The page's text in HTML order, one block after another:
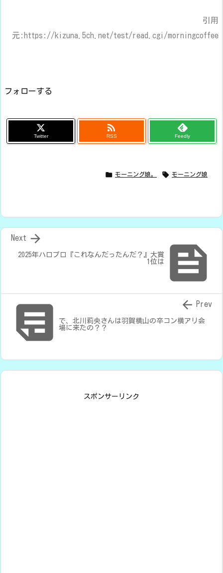
引用
元:https://kizuna.5ch.net/test/read.cgi/morningcoffee
フォローする
Twitter

RSS Feedly
 モーニング娘。  モーニング娘

2025年ハロプロ『これなんだったんだ？』大賞
1位は

Next
で、北川莉央さんは羽賀横山の卒コン横アリ会
場に来たの？？
 Prev
スポンサーリンク